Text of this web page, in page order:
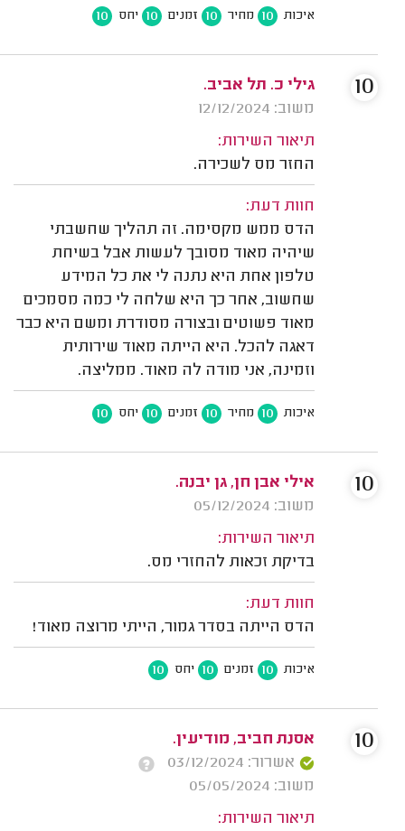
איכות 10 מחיר 10 זמנים 10 יחס 10
גילי כ. תל אביב.
משוב: 12/12/2024
תיאור השירות:
החזר מס לשכירה.
חוות דעת:
הדס ממש מקסימה. זה תהליך שחשבתי
שיהיה מאוד מסובך לעשות אבל בשיחת
טלפון אחת היא נתנה לי את כל המידע
שחשוב, אחר כך היא שלחה לי כמה מסמכים
מאוד פשוטים ובצורה מסודרת ומשם היא כבר
דאגה להכל. היא הייתה מאוד שירותית
וזמינה, אני מודה לה מאוד. ממליצה.
איכות 10 מחיר 10 זמנים 10 יחס 10
10
אילי אבן חן, גן יבנה.
משוב: 05/12/2024
תיאור השירות:
בדיקת זכאות להחזרי מס.
חוות דעת:
הדס הייתה בסדר גמור, הייתי מרוצה מאוד!
איכות 10 זמנים 10 יחס 10
10
אסנת חביב, מודיעין.
אשרור: 03/12/2024
משוב: 05/05/2024
תיאור השירות:
10